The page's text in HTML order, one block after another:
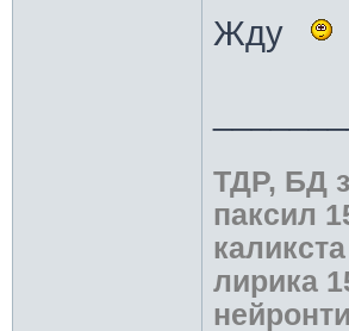
Жду
ТДР, БД
паксил
лирика